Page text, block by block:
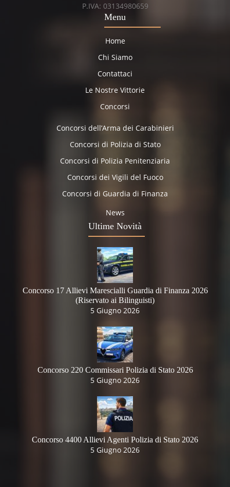
P.IVA: 03134980659
Menu
Home
Chi Siamo
Contattaci
Le Nostre Vittorie
Concorsi
Concorsi dell’Arma dei Carabinieri
Concorsi di Polizia di Stato
Concorsi di Polizia Penitenziaria
Concorsi dei Vigili del Fuoco
Concorsi di Guardia di Finanza
News
Ultime Novità
Concorso 17 Allievi Marescialli Guardia di Finanza 2026
(Riservato ai Bilinguisti)
5 Giugno 2026
Concorso 220 Commissari Polizia di Stato 2026
5 Giugno 2026
Concorso 4400 Allievi Agenti Polizia di Stato 2026
5 Giugno 2026